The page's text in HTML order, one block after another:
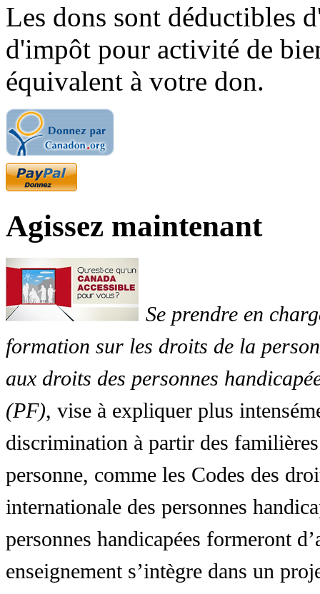
Les dons sont déductibles
d'impôt pour activité de
équivalent à votre don.
Agissez maintenant
Se prendre en
formation sur les droits de la
aux droits des personnes
(PF), vise à expliquer plus
discrimination à partir des
personne, comme les Codes des
internationale des personnes
personnes handicapées formeront
enseignement s’intègre dans un